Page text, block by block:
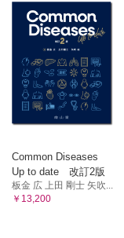
Common Diseases
Up to date 改訂2版
板金 広 上田 剛士 矢吹...
￥13,200